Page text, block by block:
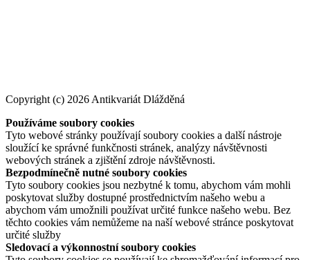
Copyright (c) 2026 Antikvariát Dlážděná
Používáme soubory cookies
Tyto webové stránky používají soubory cookies a další nástroje
sloužící ke správné funkčnosti stránek, analýzy návštěvnosti
webových stránek a zjištění zdroje návštěvnosti.
Bezpodmínečně nutné soubory cookies
Tyto soubory cookies jsou nezbytné k tomu, abychom vám mohli
poskytovat služby dostupné prostřednictvím našeho webu a
abychom vám umožnili používat určité funkce našeho webu. Bez
těchto cookies vám nemůžeme na naší webové stránce poskytovat
určité služby
Sledovací a výkonnostní soubory cookies